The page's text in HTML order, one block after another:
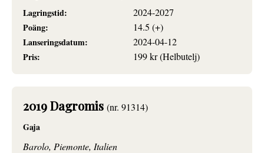
Lagringstid:
2024-2027
Poäng:
14.5 (+)
Lanseringsdatum:
2024-04-12
Pris:
199 kr (Helbutelj)
2019 Dagromis (nr. 91314)
Gaja
Barolo, Piemonte, Italien